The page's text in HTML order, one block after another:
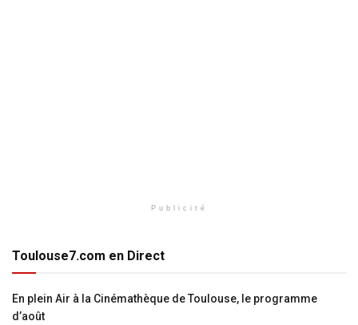
Publicité
Toulouse7.com en Direct
En plein Air à la Cinémathèque de Toulouse, le programme
d’août